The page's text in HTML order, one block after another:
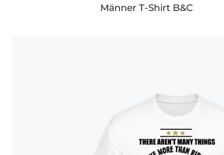
Männer T-Shirt B&C